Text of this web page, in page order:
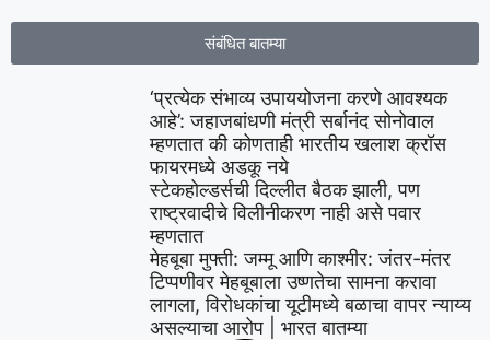
संबंधित बातम्या
‘प्रत्येक संभाव्य उपाययोजना करणे आवश्यक
आहे’: जहाजबांधणी मंत्री सर्बानंद सोनोवाल
म्हणतात की कोणताही भारतीय खलाश क्रॉस
फायरमध्ये अडकू नये
स्टेकहोल्डर्सची दिल्लीत बैठक झाली, पण
राष्ट्रवादीचे विलीनीकरण नाही असे पवार
म्हणतात
मेहबूबा मुफ्ती: जम्मू आणि काश्मीर: जंतर-मंतर
टिप्पणीवर मेहबूबाला उष्णतेचा सामना करावा
लागला, विरोधकांचा यूटीमध्ये बळाचा वापर न्याय्य
असल्याचा आरोप | भारत बातम्या